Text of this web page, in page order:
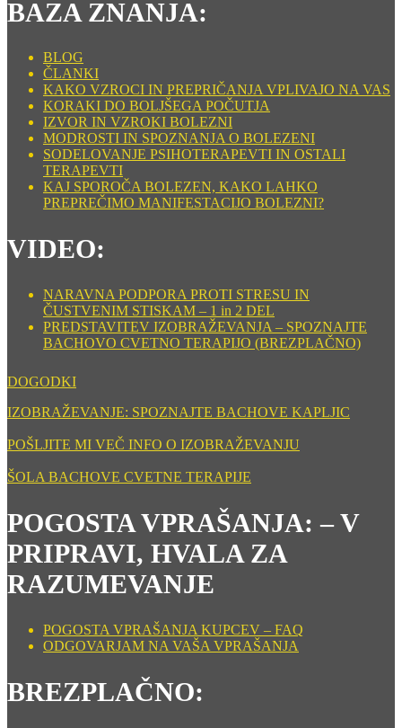
BAZA ZNANJA:
BLOG
ČLANKI
KAKO VZROCI IN PREPRIČANJA VPLIVAJO NA VAS
KORAKI DO BOLJŠEGA POČUTJA
IZVOR IN VZROKI BOLEZNI
MODROSTI IN SPOZNANJA O BOLEZENI
SODELOVANJE PSIHOTERAPEVTI IN OSTALI
TERAPEVTI
KAJ SPOROČA BOLEZEN, KAKO LAHKO
PREPREČIMO MANIFESTACIJO BOLEZNI?
VIDEO:
NARAVNA PODPORA PROTI STRESU IN
ČUSTVENIM STISKAM – 1 in 2 DEL
PREDSTAVITEV IZOBRAŽEVANJA – SPOZNAJTE
BACHOVO CVETNO TERAPIJO (BREZPLAČNO)
DOGODKI
IZOBRAŽEVANJE: SPOZNAJTE BACHOVE KAPLJIC
POŠLJITE MI VEČ INFO O IZOBRAŽEVANJU
ŠOLA BACHOVE CVETNE TERAPIJE
POGOSTA VPRAŠANJA: – V
PRIPRAVI, HVALA ZA
RAZUMEVANJE
POGOSTA VPRAŠANJA KUPCEV – FAQ
ODGOVARJAM NA VAŠA VPRAŠANJA
BREZPLAČNO: